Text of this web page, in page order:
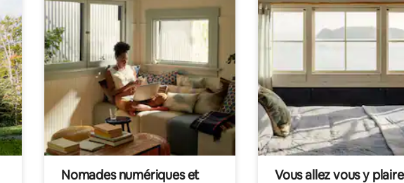
Nomades numériques et
Vous allez vous y plaire